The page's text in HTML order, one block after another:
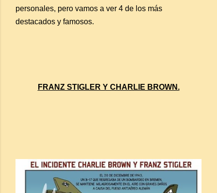
personales, pero vamos a ver 4 de los más
destacados y famosos.
FRANZ STIGLER Y CHARLIE BROWN.